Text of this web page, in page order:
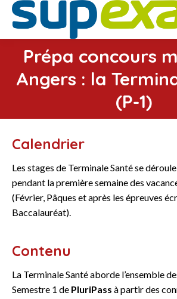
Prépa concours
Angers : la
(P-1)
Vous êtes ici :
Calendrier
Les stages de Terminale Santé se
pendant la première semaine des
(Février, Pâques et après les épreuves
Baccalauréat).
Contenu
La Terminale Santé aborde l’ensemble
Semestre 1 de PluriPass à partir des